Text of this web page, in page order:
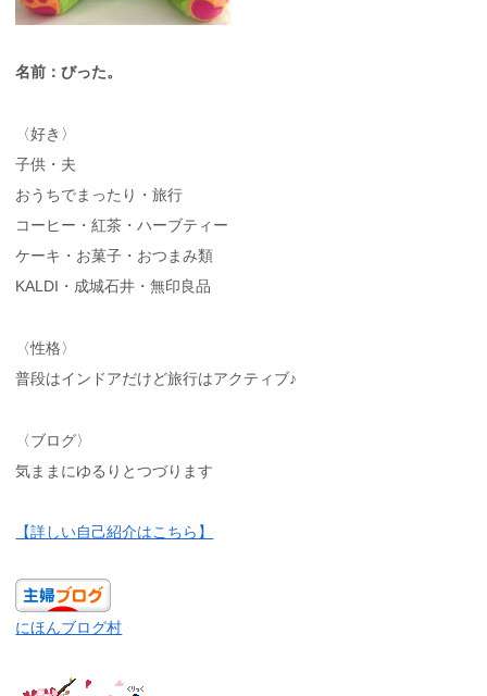
名前：びった。
〈好き〉
子供・夫
おうちでまったり・旅行
コーヒー・紅茶・ハーブティー
ケーキ・お菓子・おつまみ類
KALDI・成城石井・無印良品
〈性格〉
普段はインドアだけど旅行はアクティブ♪
〈ブログ〉
気ままにゆるりとつづります
【詳しい自己紹介はこちら】
にほんブログ村